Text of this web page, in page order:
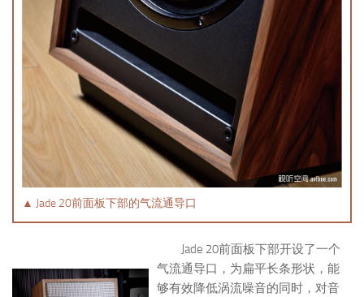
▲ Jade 20前面板下部的气流通导口
Jade 20前面板下部开设了一个
气流通导口，为扁平长条形状，能
够有效降低涡流噪音的同时，对音